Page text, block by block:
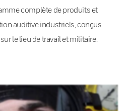
complète de produits et
auditive industriels, conçus
le lieu de travail et militaire.